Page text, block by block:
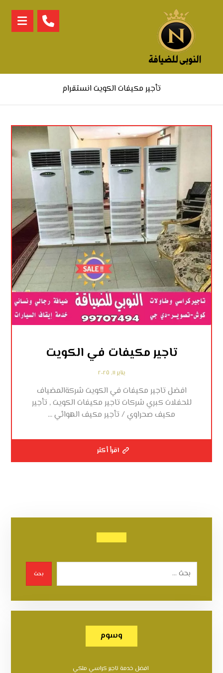
تأجير مكيفات الكويت انستقرام
تاجير مكيفات في الكويت
يناير ١١, ٢٠٢٥
افضل تاجير مكيفات في الكويت شركةالمضياف
للحفلات كبري شركات تاجير مكيفات الكويت , تأجير
مكيف صحراوي / تأجير مكيف الهوائي ...
اقرأ أكثر
بحث
وسوم
افضل خدمة تاجير كراسي ملكي